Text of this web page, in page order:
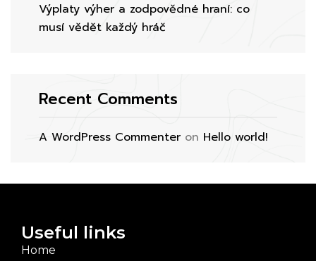
Výplaty výher a zodpovědné hraní: co
musí vědět každý hráč
Recent Comments
A WordPress Commenter on Hello world!
Useful links
Home